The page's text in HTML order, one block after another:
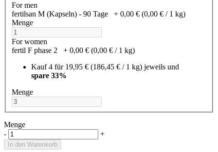
For men
fertilsan M (Kapseln) - 90 Tage
+ 0,00 € (0,00 €­ / 1 kg)
Menge
For women
fertil F phase 2
+ 0,00 € (0,00 €­ / 1 kg)
Kauf 4 für 19,95 € (186,45 €­ / 1 kg) jeweils und
spare 33%
Menge
Menge
-
+
In den Warenkorb